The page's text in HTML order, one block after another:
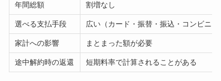
年間総額 割増なし
選べる支払手段 広い（カード・振替・振込・コンビニ）
家計への影響 まとまった額が必要
途中解約時の返還 短期料率で計算されることがある